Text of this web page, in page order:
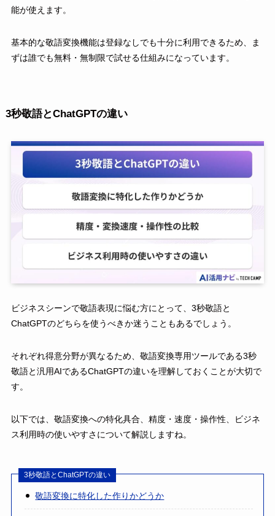
能が使えます。
基本的な敬語変換機能は登録なしでも十分に利用できるため、ま
ずは誰でも無料・無制限で試せる仕組みになっています。
3秒敬語とChatGPTの違い
ビジネスシーンで敬語表現に悩む方にとって、3秒敬語と
ChatGPTのどちらを使うべきか迷うこともあるでしょう。
それぞれ得意分野が異なるため、敬語変換専用ツールである3秒
敬語と汎用AIであるChatGPTの違いを理解しておくことが大切で
す。
以下では、敬語変換への特化具合、精度・速度・操作性、ビジネ
ス利用時の使いやすさについて解説しますね。
3秒敬語とChatGPTの違い
敬語変換に特化した作りかどうか